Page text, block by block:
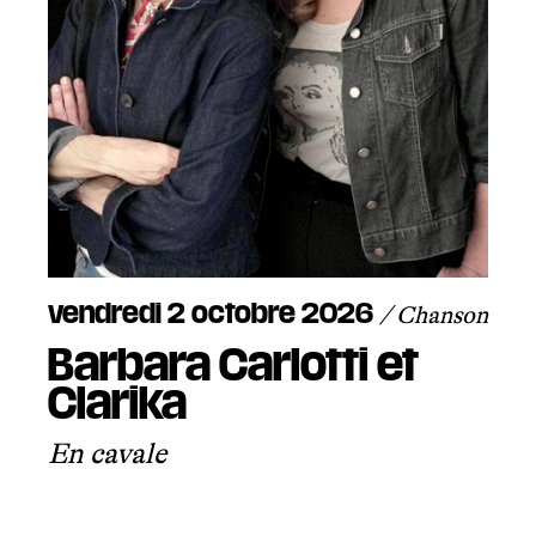
autrichienne-libanaise. Ce spectacle
participatif ludique et dynamique bouscule les
frontières entre les genres musicaux et réjouit
autant qu'il instruit !
vendredi 2 octobre 2026 / Chanson
Barbara Carlotti et
Clarika
En cavale